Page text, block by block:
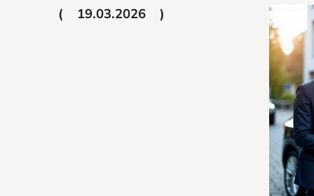
19.03.2026